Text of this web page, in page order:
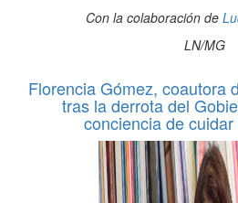
Con la colaboración de
LN/MG
Florencia Gómez, coautora
tras la derrota del
conciencia de